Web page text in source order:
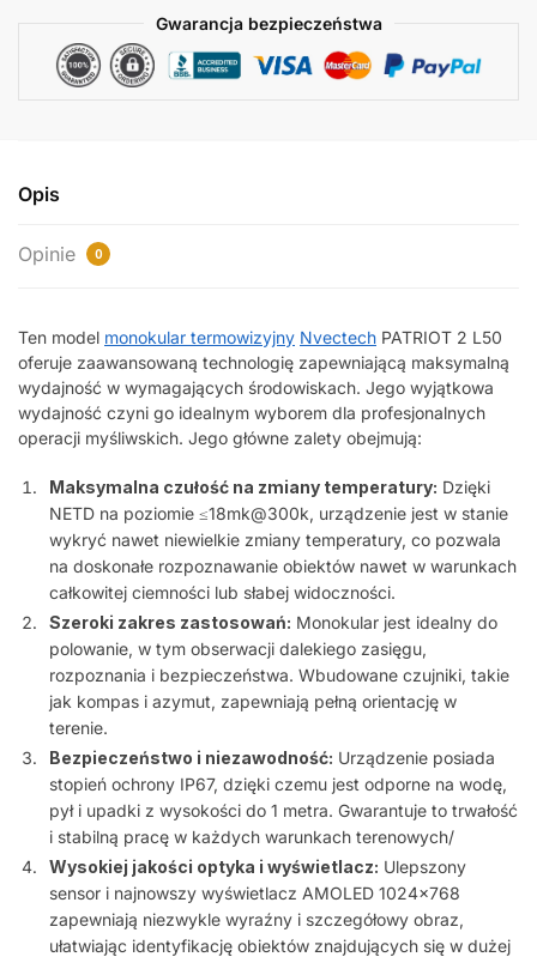
Gwarancja bezpieczeństwa
Opis
Opinie 0
Ten model monokular termowizyjny Nvectech PATRIOT 2 L50
oferuje zaawansowaną technologię zapewniającą maksymalną
wydajność w wymagających środowiskach. Jego wyjątkowa
wydajność czyni go idealnym wyborem dla profesjonalnych
operacji myśliwskich. Jego główne zalety obejmują:
Maksymalna czułość na zmiany temperatury: Dzięki
NETD na poziomie ≤18mk@300k, urządzenie jest w stanie
wykryć nawet niewielkie zmiany temperatury, co pozwala
na doskonałe rozpoznawanie obiektów nawet w warunkach
całkowitej ciemności lub słabej widoczności.
Szeroki zakres zastosowań: Monokular jest idealny do
polowanie, w tym obserwacji dalekiego zasięgu,
rozpoznania i bezpieczeństwa. Wbudowane czujniki, takie
jak kompas i azymut, zapewniają pełną orientację w
terenie.
Bezpieczeństwo i niezawodność: Urządzenie posiada
stopień ochrony IP67, dzięki czemu jest odporne na wodę,
pył i upadki z wysokości do 1 metra. Gwarantuje to trwałość
i stabilną pracę w każdych warunkach terenowych/
Wysokiej jakości optyka i wyświetlacz: Ulepszony
sensor i najnowszy wyświetlacz AMOLED 1024×768
zapewniają niezwykle wyraźny i szczegółowy obraz,
ułatwiając identyfikację obiektów znajdujących się w dużej